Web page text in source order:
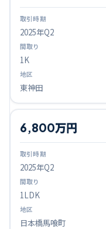
2025年Q2
1K
東神田
2025年Q2
6,800万円
1LDK
日本橋馬喰町